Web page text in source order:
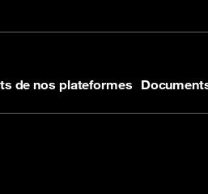
de nos plateformes